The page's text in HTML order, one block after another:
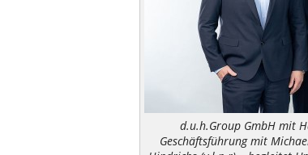
d.u.h.Group GmbH mit
Geschäftsführung mit